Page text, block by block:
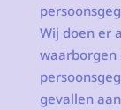
Wij doen er
waarborgen
gevallen